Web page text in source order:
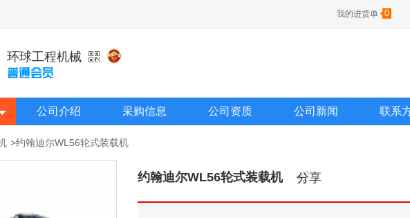
我的进货单 0
环球工程机械
公司介绍 采购信息 公司资质 公司新闻 联系
>约翰迪尔WL56轮式装载机
约翰迪尔WL56轮式装载机 分享